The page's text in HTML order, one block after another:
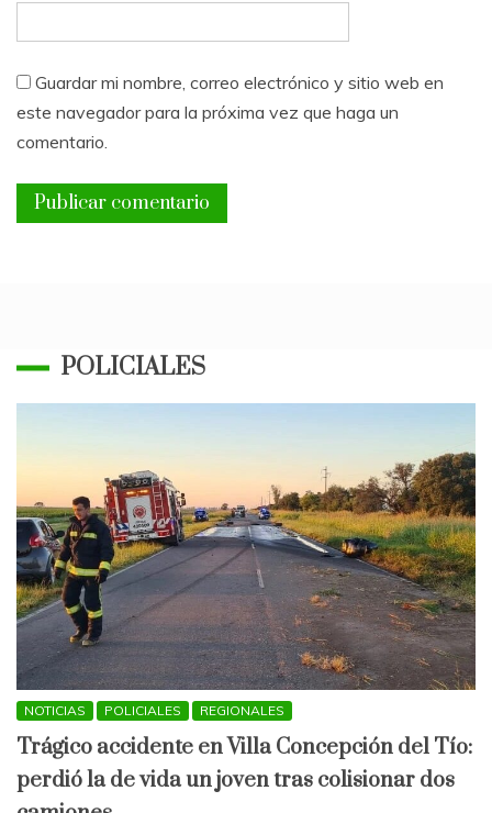
Guardar mi nombre, correo electrónico y sitio web en
este navegador para la próxima vez que haga un
comentario.
POLICIALES
NOTICIAS POLICIALES REGIONALES
Trágico accidente en Villa Concepción del Tío:
perdió la de vida un joven tras colisionar dos